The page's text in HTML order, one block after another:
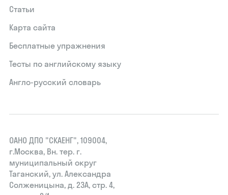
Статьи
Карта сайта
Бесплатные упражнения
Тесты по английскому языку
Англо-русский словарь
ОАНО ДПО "СКАЕНГ", 109004,
г.Москва, Вн. тер. г.
муниципальный округ
Таганский, ул. Александра
Солженицына, д. 23А, стр. 4,